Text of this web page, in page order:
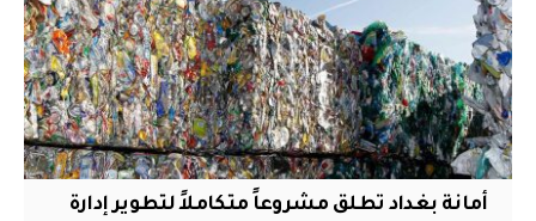
أمانة بغداد تطلق مشروعاً متكاملاً لتطوير إدارة